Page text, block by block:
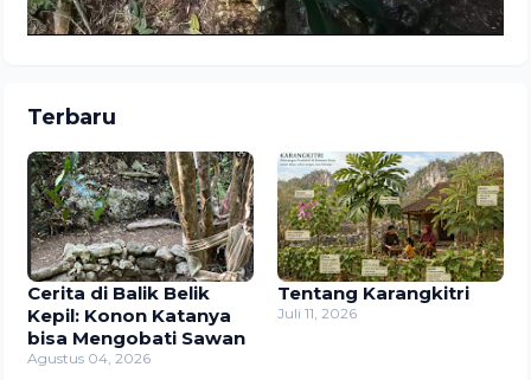
Terbaru
Cerita di Balik Belik
Kepil: Konon Katanya
bisa Mengobati Sawan
Agustus 04, 2026
Tentang Karangkitri
Juli 11, 2026